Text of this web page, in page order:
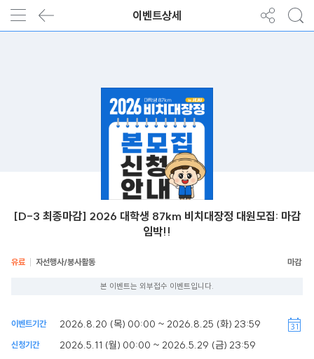
이벤트상세
[D-3 최종마감] 2026 대학생 87km 비치대장정 대원모집: 마감
임박!!
유료 자선행사/봉사활동
본 이벤트는 외부접수 이벤트입니다.
이벤트기간 2026.8.20 (목) 00:00 ~ 2026.8.25 (화) 23:59
신청기간 2026.5.11 (월) 00:00 ~ 2026.5.29 (금) 23:59